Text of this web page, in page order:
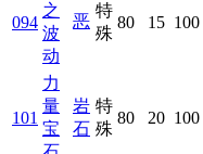
094
之
波
动
恶
特
殊
80 15 100
101
力
量
宝
岩
石
特
殊
80 20 100